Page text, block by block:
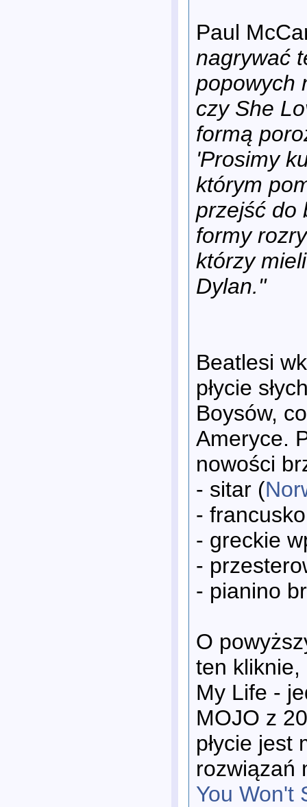
Paul
nagrywać
popowych
czy She
formą
'Prosimy
którym
przejść do
formy
którzy
Dylan."
Beatlesi
płycie
Boysów,
Ameryce.
nowości
- sitar (
-
- greckie
-
- pianino
O
ten
My Life -
MOJO z
płycie jest
rozwiązań
You Won't